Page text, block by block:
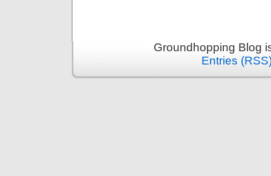
Groundhopping Blog
Entries